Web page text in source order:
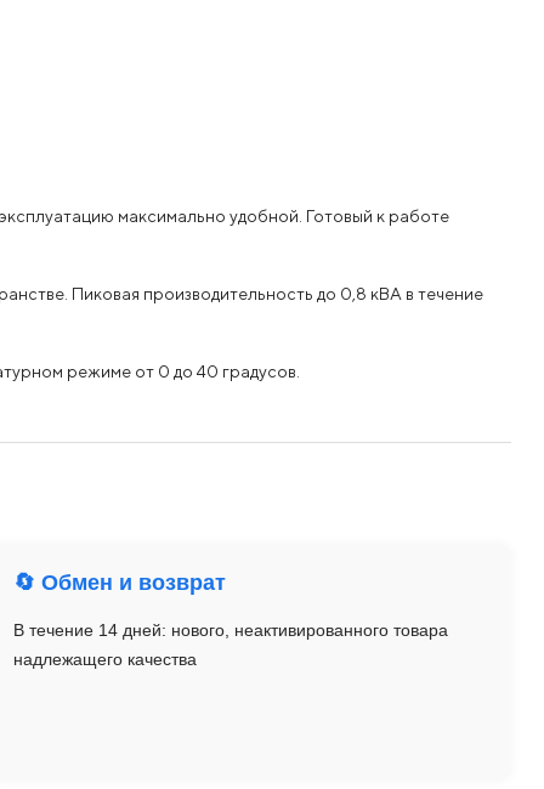
максимально удобной. Готовый к работе
Пиковая производительность до 0,8 кВА в течение
режиме от 0 до 40 градусов.
🔄 Обмен и возврат
В течение 14 дней: нового, неактивированного товара
надлежащего качества